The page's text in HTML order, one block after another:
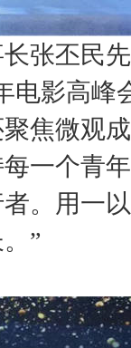
张丕民
电影高峰
焦微观
一个青
。用一
”